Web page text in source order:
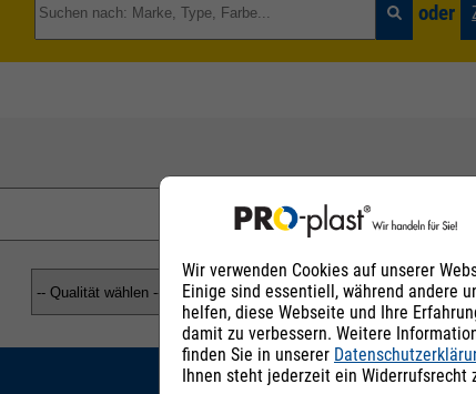
oder
SUCHEN
Wir verwenden Cookies auf unserer
Einige sind essentiell, während andere
helfen, diese Webseite und Ihre
damit zu verbessern. Weitere
finden Sie in unserer
Ihnen steht jederzeit ein Widerrufsrecht